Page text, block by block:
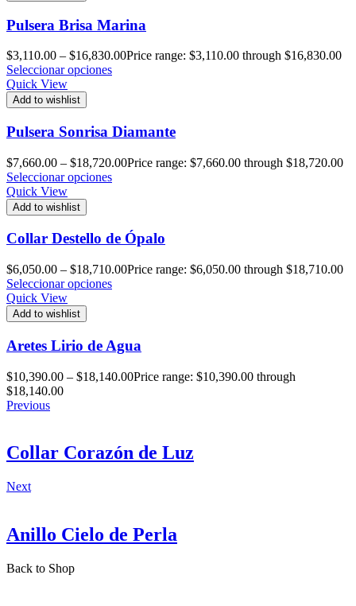
Pulsera Brisa Marina
$3,110.00 – $16,830.00Price range: $3,110.00 through $16,830.00
Seleccionar opciones
Quick View
Add to wishlist
Pulsera Sonrisa Diamante
$7,660.00 – $18,720.00Price range: $7,660.00 through $18,720.00
Seleccionar opciones
Quick View
Add to wishlist
Collar Destello de Ópalo
$6,050.00 – $18,710.00Price range: $6,050.00 through $18,710.00
Seleccionar opciones
Quick View
Add to wishlist
Aretes Lirio de Agua
$10,390.00 – $18,140.00Price range: $10,390.00 through
$18,140.00
Previous
Collar Corazón de Luz
Next
Anillo Cielo de Perla
Back to Shop